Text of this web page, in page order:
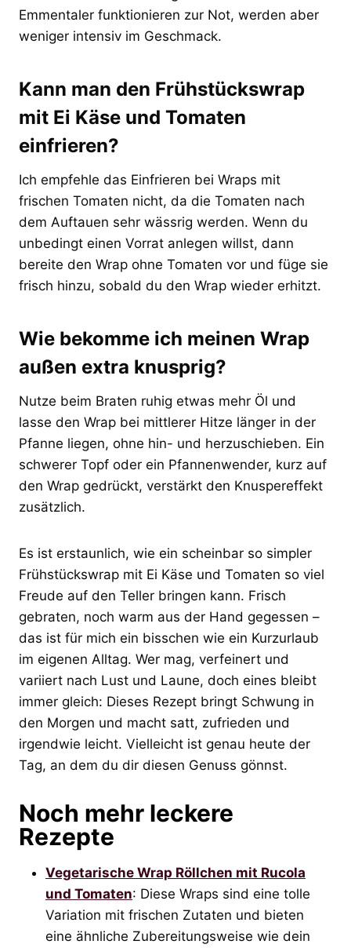
Emmentaler funktionieren zur Not, werden aber
weniger intensiv im Geschmack.
Kann man den Frühstückswrap
mit Ei Käse und Tomaten
einfrieren?
Ich empfehle das Einfrieren bei Wraps mit
frischen Tomaten nicht, da die Tomaten nach
dem Auftauen sehr wässrig werden. Wenn du
unbedingt einen Vorrat anlegen willst, dann
bereite den Wrap ohne Tomaten vor und füge sie
frisch hinzu, sobald du den Wrap wieder erhitzt.
Wie bekomme ich meinen Wrap
außen extra knusprig?
Nutze beim Braten ruhig etwas mehr Öl und
lasse den Wrap bei mittlerer Hitze länger in der
Pfanne liegen, ohne hin- und herzuschieben. Ein
schwerer Topf oder ein Pfannenwender, kurz auf
den Wrap gedrückt, verstärkt den Knuspereffekt
zusätzlich.
Es ist erstaunlich, wie ein scheinbar so simpler
Frühstückswrap mit Ei Käse und Tomaten so viel
Freude auf den Teller bringen kann. Frisch
gebraten, noch warm aus der Hand gegessen –
das ist für mich ein bisschen wie ein Kurzurlaub
im eigenen Alltag. Wer mag, verfeinert und
variiert nach Lust und Laune, doch eines bleibt
immer gleich: Dieses Rezept bringt Schwung in
den Morgen und macht satt, zufrieden und
irgendwie leicht. Vielleicht ist genau heute der
Tag, an dem du dir diesen Genuss gönnst.
Noch mehr leckere
Rezepte
Vegetarische Wrap Röllchen mit Rucola
und Tomaten: Diese Wraps sind eine tolle
Variation mit frischen Zutaten und bieten
eine ähnliche Zubereitungsweise wie dein